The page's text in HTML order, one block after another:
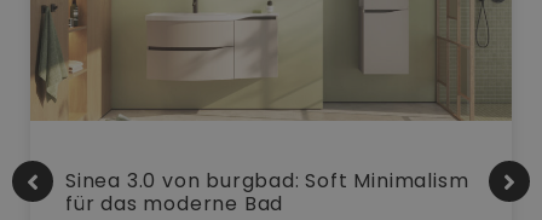
Sinea 3.0 von burgbad: Soft Minimalism
für das moderne Bad